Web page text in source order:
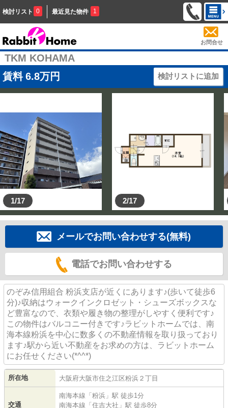
検討リスト 0 最近見た物件 1
お問合せ
TKM KOHAMA
賃料 6.8万円 検討リストに追加
1/17 2/17
メールでお問い合わせする(無料)
電話でお問い合わせする
のぞみ信用組合 粉浜支店が近くにあります♪(歩いて徒歩6
分)♪収納はウォークインクロゼット・シューズボックスな
ど豊富なので、衣類や履き物の整理がしやすく便利です♪
この物件はバルコニー付きです♪ラビットホームでは、南
海本線粉浜を中心に数多くの不動産情報を取り扱っており
ます♪駅から近い不動産をお求めの方は、ラビットホーム
にお任せください(*^^*)
所在地 大阪府大阪市住之江区粉浜 ２丁目
交通
南海本線 「 粉浜 」駅 徒歩1分
南海本線 「 住吉大社 」駅 徒歩8分